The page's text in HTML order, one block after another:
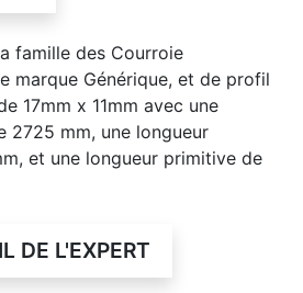
famille des Courroie
marque Générique, et de profil
17mm x 11mm avec une
2725 mm, une longueur
et une longueur primitive de
DE L'EXPERT